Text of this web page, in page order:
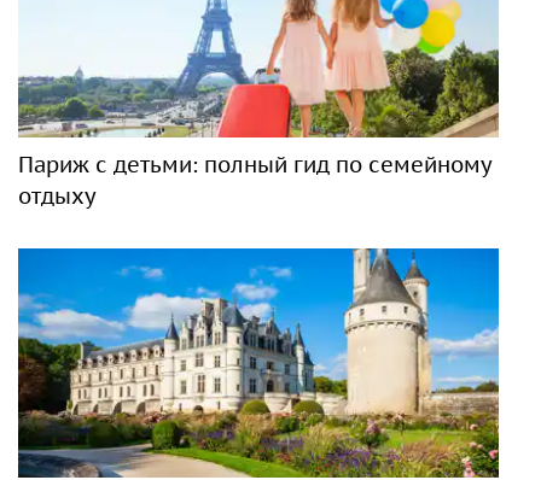
Париж с детьми: полный гид по семейному
отдыху